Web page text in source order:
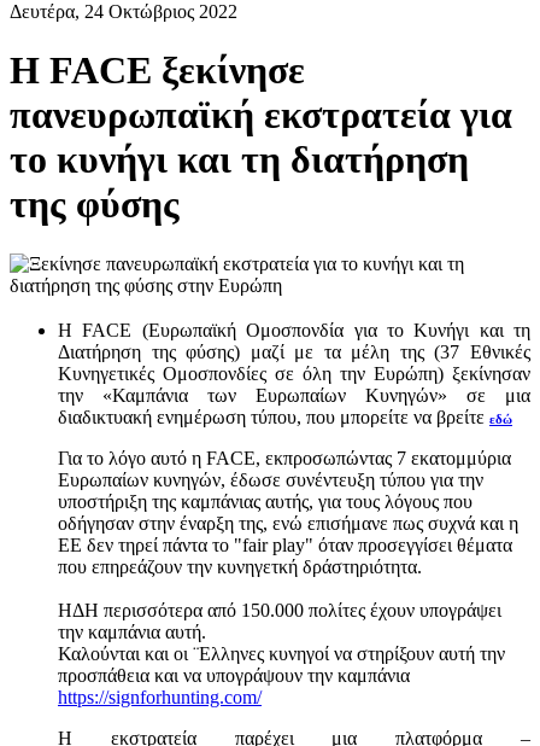
Δευτέρα, 24 Οκτώβριος 2022
Η FACE ξεκίνησε
πανευρωπαϊκή εκστρατεία για
το κυνήγι και τη διατήρηση
της φύσης
Η FACE (Ευρωπαϊκή Ομοσπονδία για το Κυνήγι και τη
Διατήρηση της φύσης) μαζί με τα μέλη της (37 Εθνικές
Κυνηγετικές Ομοσπονδίες σε όλη την Ευρώπη) ξεκίνησαν
την «Καμπάνια των Ευρωπαίων Κυνηγών» σε μια
διαδικτυακή ενημέρωση τύπου, που μπορείτε να βρείτε εδώ
Για το λόγο αυτό η FACE, εκπροσωπώντας 7 εκατομμύρια
Ευρωπαίων κυνηγών, έδωσε συνέντευξη τύπου για την
υποστήριξη της καμπάνιας αυτής, για τους λόγους που
οδήγησαν στην έναρξη της, ενώ επισήμανε πως συχνά και η
ΕΕ δεν τηρεί πάντα το "fair play" όταν προσεγγίσει θέματα
που επηρεάζουν την κυνηγετκή δράστηριότητα.
ΗΔΗ περισσότερα από 150.000 πολίτες έχουν υπογράψει
την καμπάνια αυτή.
Καλούνται και οι ¨Ελληνες κυνηγοί να στηρίξουν αυτή την
προσπάθεια και να υπογράψουν την καμπάνια
https://signforhunting.com/
Η εκστρατεία παρέχει μια πλατφόρμα –